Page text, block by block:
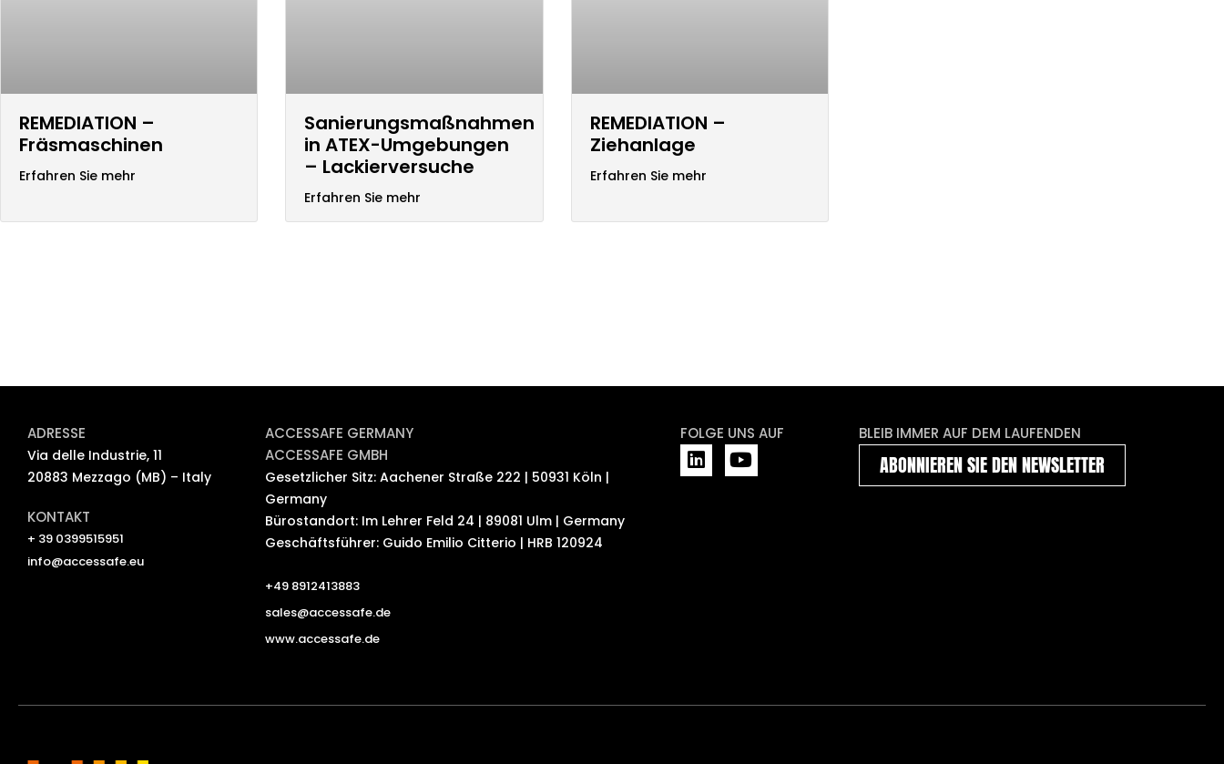
REMEDIATION –
Fräsmaschinen
Erfahren Sie mehr
Sanierungsmaßnahmen
in ATEX-Umgebungen
– Lackierversuche
Erfahren Sie mehr
REMEDIATION –
Ziehanlage
Erfahren Sie mehr
ADRESSE
Via delle Industrie, 11
20883 Mezzago (MB) – Italy
KONTAKT
+ 39 0399515951
info@accessafe.eu
ACCESSAFE GERMANY
ACCESSAFE GMBH
Gesetzlicher Sitz: Aachener Straße 222 | 50931 Köln |
Germany
Bürostandort: Im Lehrer Feld 24 | 89081 Ulm | Germany
Geschäftsführer: Guido Emilio Citterio | HRB 120924
+49 8912413883
sales@accessafe.de
www.accessafe.de
FOLGE UNS AUF
L
i
Y
o
BLEIB IMMER AUF DEM LAUFENDEN
ABONNIEREN SIE DEN NEWSLETTER